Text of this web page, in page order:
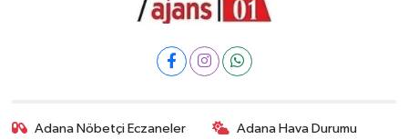
Adana Nöbetçi Eczaneler Adana Hava Durumu